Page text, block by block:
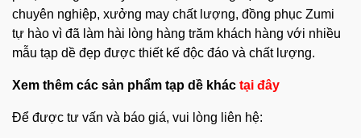
chuyên nghiệp, xưởng may chất lượng, đồng phục Zumi
tự hào vì đã làm hài lòng hàng trăm khách hàng với nhiều
mẫu tạp dề đẹp được thiết kế độc đáo và chất lượng.
Xem thêm các sản phẩm tạp dề khác tại đây
Để được tư vấn và báo giá, vui lòng liên hệ: